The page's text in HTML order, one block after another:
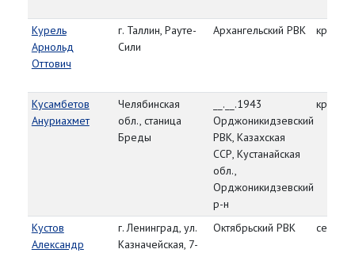
Курель
Арнольд
Оттович
г. Таллин, Рауте-
Сили
Архангельский РВК
Кусамбетов
Ануриахмет
Челябинская
обл., станица
Бреды
__.__.1943
Орджоникидзевский
РВК, Казахская
ССР, Кустанайская
обл.,
Орджоникидзевский
р-н
Кустов
Александр
г. Ленинград, ул.
Казначейская, 7-
Октябрьский РВК сержант